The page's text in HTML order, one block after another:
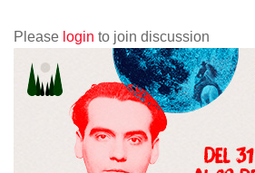
Please login to join discussion